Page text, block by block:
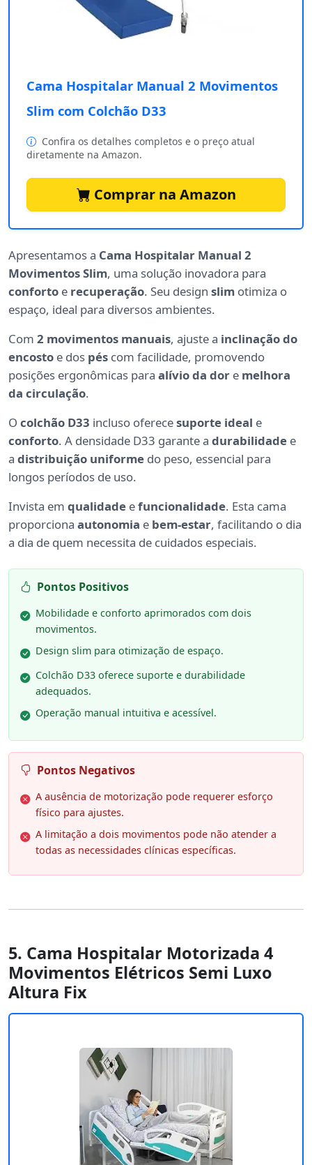
Cama Hospitalar Manual 2 Movimentos
Slim com Colchão D33
Confira os detalhes completos e o preço atual
diretamente na Amazon.
Comprar na Amazon
Apresentamos a Cama Hospitalar Manual 2
Movimentos Slim, uma solução inovadora para
conforto e recuperação. Seu design slim otimiza o
espaço, ideal para diversos ambientes.
Com 2 movimentos manuais, ajuste a inclinação do
encosto e dos pés com facilidade, promovendo
posições ergonômicas para alívio da dor e melhora
da circulação.
O colchão D33 incluso oferecesuporte ideal e
conforto. A densidade D33 garante a durabilidade e
a distribuição uniforme do peso, essencial para
longos períodos de uso.
Invista em qualidade efuncionalidade. Esta cama
proporciona autonomia e bem-estar, facilitando o dia
a dia de quem necessita de cuidados especiais.
Pontos Positivos
Mobilidade e conforto aprimorados com dois
movimentos.
Design slim para otimização de espaço.
Colchão D33 oferece suporte e durabilidade
adequados.
Operação manual intuitiva e acessível.
Pontos Negativos
A ausência de motorização pode requerer esforço
físico para ajustes.
A limitação a dois movimentos pode não atender a
todas as necessidades clínicas específicas.
5. Cama Hospitalar Motorizada 4
Movimentos Elétricos Semi Luxo
Altura Fix